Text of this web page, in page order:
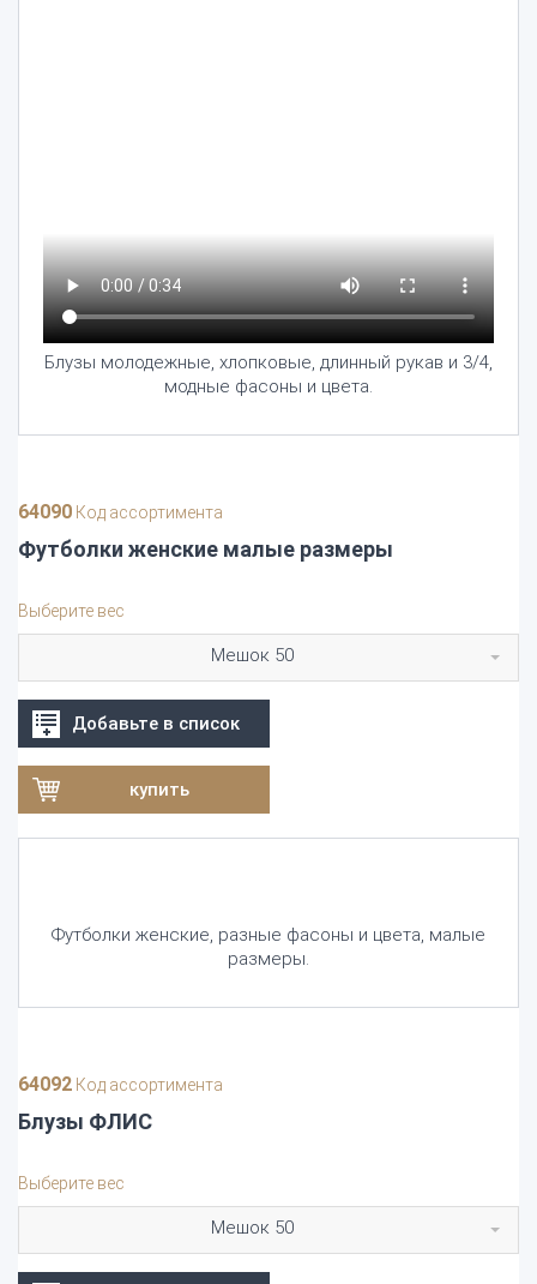
Блузы молодежные, хлопковые, длинный рукав и 3/4,
модные фасоны и цвета.
64090 Код ассортимента
Футболки женские малые размеры
Выберите вес
Мешок 50
Добавьте в список
купить
Футболки женские, разные фасоны и цвета, малые
размеры.
64092 Код ассортимента
Блузы ФЛИС
Выберите вес
Мешок 50